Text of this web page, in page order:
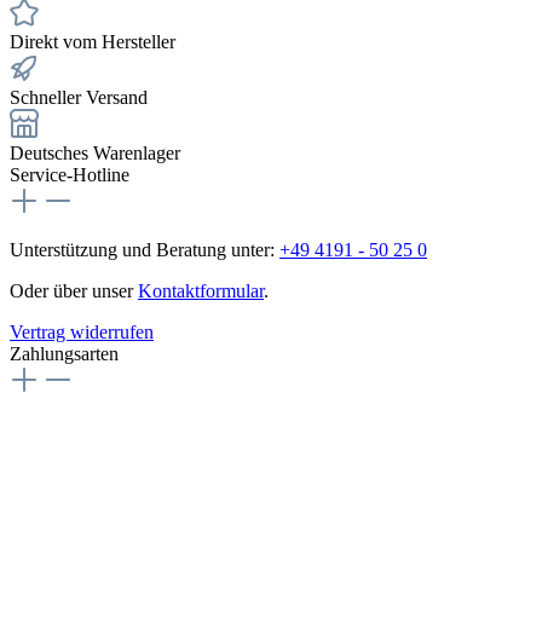
Direkt vom Hersteller
Schneller Versand
Deutsches Warenlager
Service-Hotline
Unterstützung und Beratung unter: +49 4191 - 50 25 0
Oder über unserKontaktformular.
Vertrag widerrufen
Zahlungsarten